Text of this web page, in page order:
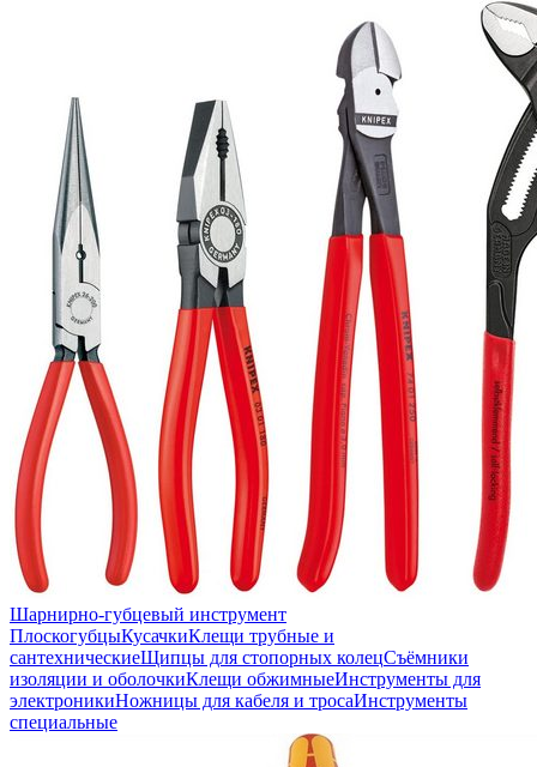
Шарнирно-губцевый инструмент
ПлоскогубцыКусачкиКлещи трубные и
сантехническиеЩипцы для стопорных колецСъёмники
изоляции и оболочкиКлещи обжимныеИнструменты для
электроникиНожницы для кабеля и тросаИнструменты
специальные